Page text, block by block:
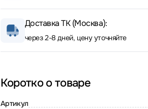
Доставка ТК (Москва):
через 2-8 дней, цену уточняйте
Коротко о товаре
Артикул